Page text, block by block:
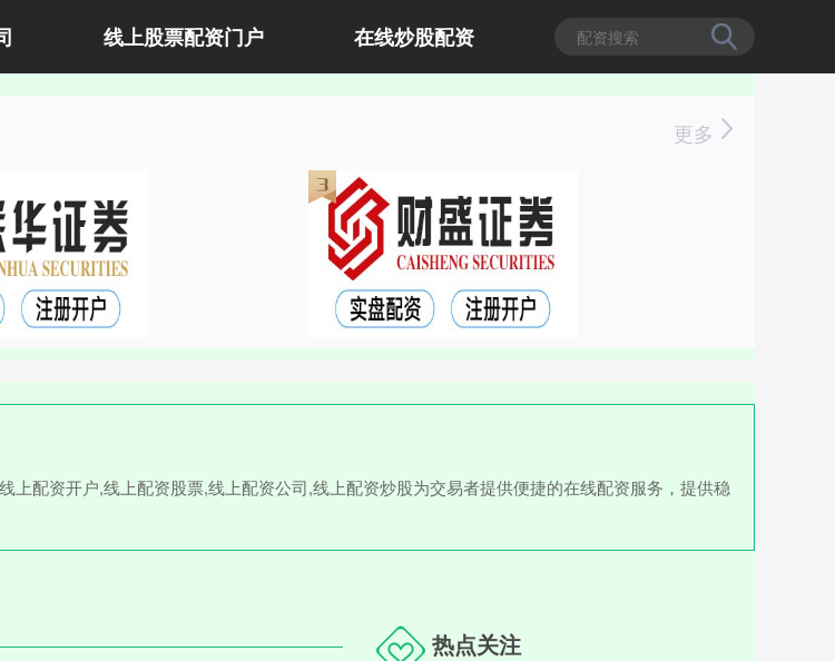
线上股票配资门户 在线炒股配资
更多
配资开户,线上配资股票,线上配资公司,线上配资炒股为交易者提供便捷的在线配资服务，提供稳
热点关注